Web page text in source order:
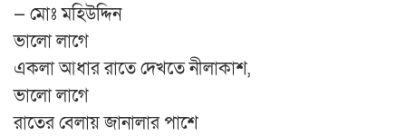
— মোঃ মহিউদ্দিন
ভালো লাগে
একলা আধার রাতে দেখতে নীলাকাশ,
ভালো লাগে
রাতের বেলায় জানালার পাশে